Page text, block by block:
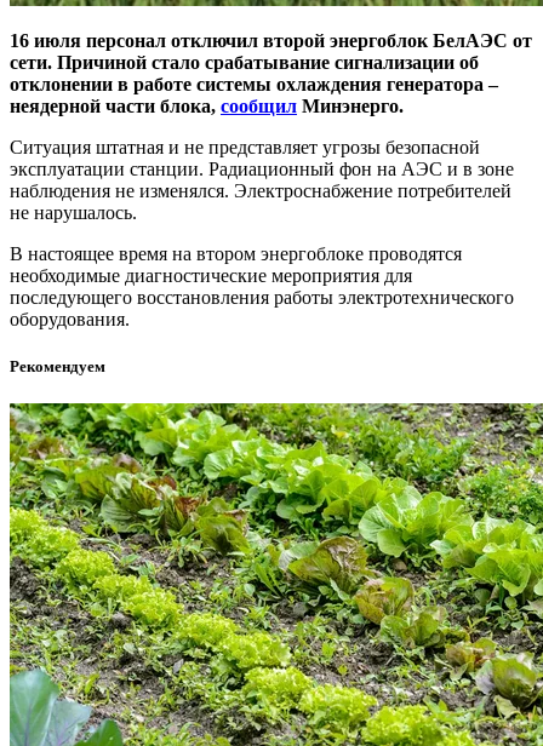
16 июля персонал отключил второй энергоблок БелАЭС от
сети. Причиной стало срабатывание сигнализации об
отклонении в работе системы охлаждения генератора –
неядерной части блока, сообщил Минэнерго.
Ситуация штатная и не представляет угрозы безопасной
эксплуатации станции. Радиационный фон на АЭС и в зоне
наблюдения не изменялся. Электроснабжение потребителей
не нарушалось.
В настоящее время на втором энергоблоке проводятся
необходимые диагностические мероприятия для
последующего восстановления работы электротехнического
оборудования.
Рекомендуем